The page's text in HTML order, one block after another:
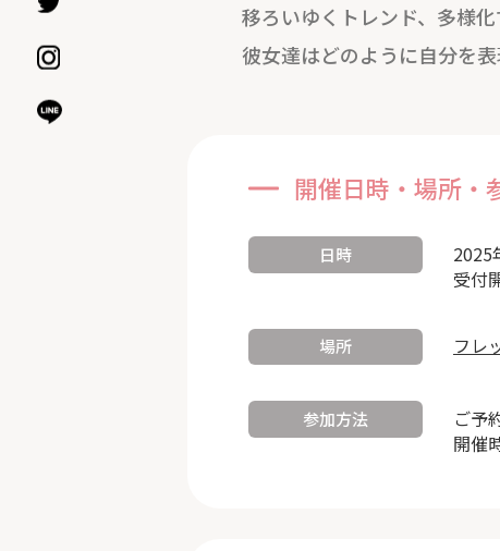
移ろいゆくトレンド、多様
彼女達はどのように自分を
開催日時・場所・
日時
2025
受付
場所 フレ
参加方法
ご予
開催